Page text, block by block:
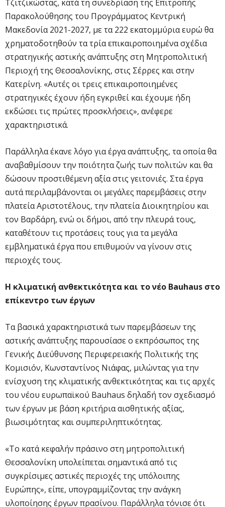
Τζιτζικώστας, κατά τη συνεδρίαση της Επιτροπής
Παρακολούθησης του Προγράμματος Κεντρική
Μακεδονία 2021-2027, με τα 222 εκατομμύρια ευρώ θα
χρηματοδοτηθούν τα τρία επικαιροποιημένα σχέδια
στρατηγικής αστικής ανάπτυξης στη Μητροπολιτική
Περιοχή της Θεσσαλονίκης, στις Σέρρες και στην
Κατερίνη. «Αυτές οι τρεις επικαιροποιημένες
στρατηγικές έχουν ήδη εγκριθεί και έχουμε ήδη
εκδώσει τις πρώτες προσκλήσεις», ανέφερε
χαρακτηριστικά.
Παράλληλα έκανε λόγο για έργα ανάπτυξης, τα οποία θα
αναβαθμίσουν την ποιότητα ζωής των πολιτών και θα
δώσουν προστιθέμενη αξία στις γειτονιές. Στα έργα
αυτά περιλαμβάνονται οι μεγάλες παρεμβάσεις στην
πλατεία Αριστοτέλους, την πλατεία Διοικητηρίου και
τον Βαρδάρη, ενώ οι δήμοι, από την πλευρά τους,
καταθέτουν τις προτάσεις τους για τα μεγάλα
εμβληματικά έργα που επιθυμούν να γίνουν στις
περιοχές τους.
Η κλιματική ανθεκτικότητα και το νέο Bauhaus στο
επίκεντρο των έργων
Τα βασικά χαρακτηριστικά των παρεμβάσεων της
αστικής ανάπτυξης παρουσίασε ο εκπρόσωπος της
Γενικής Διεύθυνσης Περιφερειακής Πολιτικής της
Κομισιόν, Κωνσταντίνος Νιάφας, μιλώντας για την
ενίσχυση της κλιματικής ανθεκτικότητας και τις αρχές
του νέου ευρωπαϊκού Bauhaus δηλαδή τον σχεδιασμό
των έργων με βάση κριτήρια αισθητικής αξίας,
βιωσιμότητας και συμπεριληπτικότητας.
«Το κατά κεφαλήν πράσινο στη μητροπολιτική
Θεσσαλονίκη υπολείπεται σημαντικά από τις
συγκρίσιμες αστικές περιοχές της υπόλοιπης
Ευρώπης», είπε, υπογραμμίζοντας την ανάγκη
υλοποίησης έργων πρασίνου. Παράλληλα τόνισε ότι